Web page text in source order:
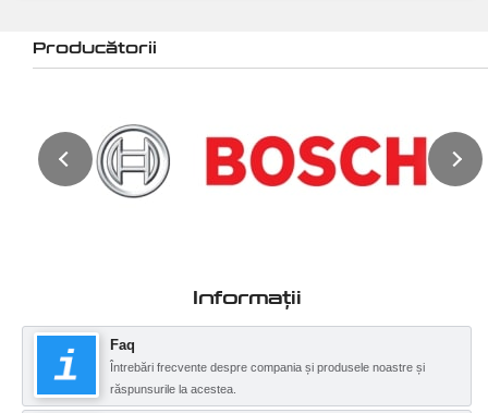
Producătorii
Informații
Faq
Întrebări frecvente despre compania și produsele noastre și
răspunsurile la acestea.